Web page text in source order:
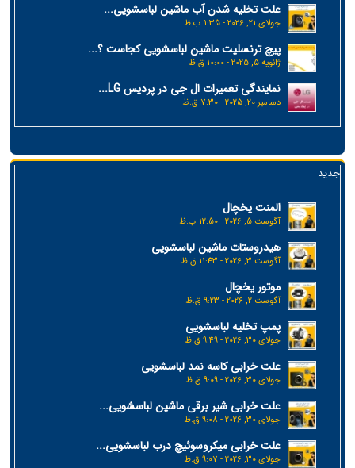
علت تخلیه شدن آب ماشین لباسشویی...
جولای 21, 2026 - 1:35 ب.ظ
پیچ ترنسلیت ماشین لباسشویی کجاست ؟...
ژانویه 5, 2025 - 10:00 ق.ظ
نمایندگی تعمیرات ال جی در پردیس LG...
دسامبر 20, 2025 - 7:30 ق.ظ
جدید
المنت یخچال
آگوست 5, 2026 - 12:50 ب.ظ
هیدروستات ماشین لباسشویی
آگوست 3, 2026 - 11:43 ق.ظ
موتور یخچال
آگوست 2, 2026 - 9:23 ق.ظ
پمپ تخلیه لباسشویی
جولای 30, 2026 - 9:49 ق.ظ
علت خرابی کاسه نمد لباسشویی
جولای 30, 2026 - 9:09 ق.ظ
علت خرابی شیر برقی ماشین لباسشویی...
جولای 30, 2026 - 9:08 ق.ظ
علت خرابی میکروسوئیچ درب لباسشویی...
جولای 30, 2026 - 9:07 ق.ظ